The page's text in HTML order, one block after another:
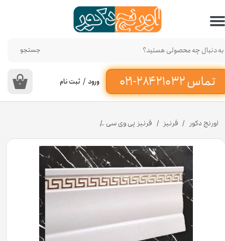
تماس ۳۲ ۲۱۰ ۲۸۴-۰۲۱‌
جستجو
۰ ورود / ثبت نام
حساب کاربری من
تغییر گذر واژه
سفارشات
خروج از حساب کاربری
اورنج دکور قرنیز قرنیز پی وی سی